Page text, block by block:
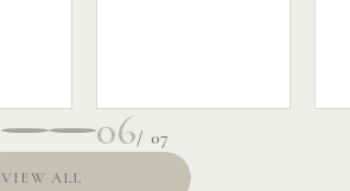
06 07
VIEW ALL